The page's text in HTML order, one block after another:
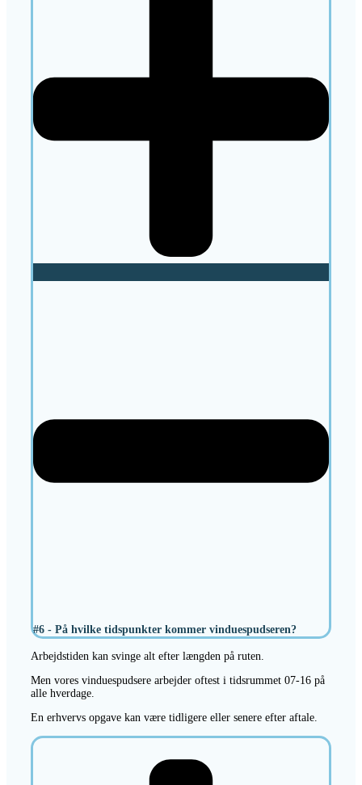
#6 - På hvilke tidspunkter kommer vinduespudseren?
Arbejdstiden kan svinge alt efter længden på ruten.
Men vores vinduespudsere arbejder oftest i tidsrummet 07-16 på
alle hverdage.
En erhvervs opgave kan være tidligere eller senere efter aftale.